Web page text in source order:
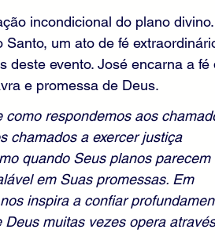
incondicional do plano
um ato de fé
deste evento. José encarna a fé
e promessa de Deus.
respondemos aos
chamados a exercer justiça
quando Seus planos parecem
em Suas promessas. Em
inspira a confiar
muitas vezes opera